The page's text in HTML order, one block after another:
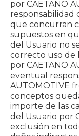
por CAETANO
responsabilidad
que concurran
supuestos en
del Usuario no
correcto uso de
por CAETANO
eventual
AUTOMOTIVE
conceptos
importe de las
del Usuario por
exclusión en